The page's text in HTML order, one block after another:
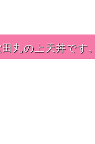
丸の上天丼です。